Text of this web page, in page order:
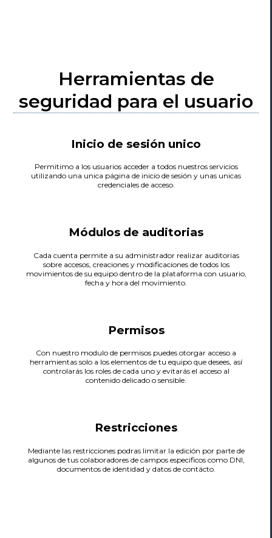
Herramientas de
seguridad para el usuario
Inicio de sesión unico
Permitimo a los usuarios acceder a todos nuestros servicios
utilizando una unica página de inicio de sesión y unas unicas
credenciales de acceso.
Módulos de auditorias
Cada cuenta permite a su administrador realizar auditorias
sobre accesos, creaciones y modificaciones de todos los
movimientos de su equipo dentro de la plataforma con usuario,
fecha y hora del movimiento.
Permisos
Con nuestro modulo de permisos puedes otorgar acceso a
herramientas solo a los elementos de tu equipo que desees, así
controlarás los roles de cada uno y evitarás el acceso al
contenido delicado o sensible.
Restricciones
Mediante las restricciones podras limitar la edición por parte de
algunos de tus colaboradores de campos especificos como DNI,
documentos de identidad y datos de contácto.